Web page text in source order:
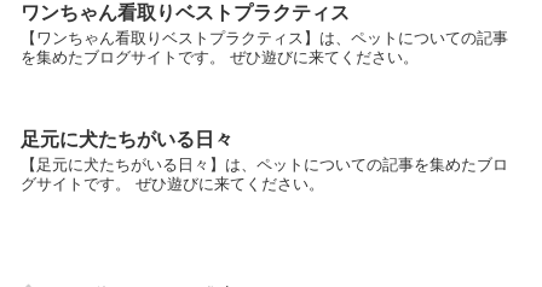
ワンちゃん看取りベストプラクティス
【ワンちゃん看取りベストプラクティス】は、ペットについての記事
を集めたブログサイトです。 ぜひ遊びに来てください。
足元に犬たちがいる日々
【足元に犬たちがいる日々】は、ペットについての記事を集めたブロ
グサイトです。 ぜひ遊びに来てください。